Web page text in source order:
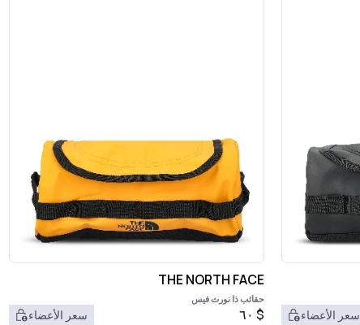
سعر الأعضاء
THE NORTH FACE
حقائب ذا نورث فيس
$ ٦٠ سعر الأعضاء